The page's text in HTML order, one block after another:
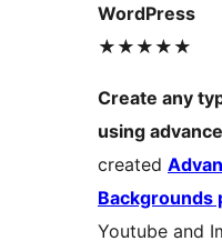
WordPress
★★★★★
Create any
using
created
Backgrounds
Youtube and